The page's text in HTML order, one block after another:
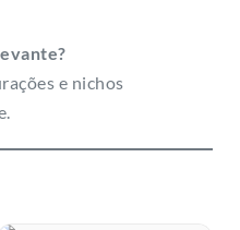
e nichos